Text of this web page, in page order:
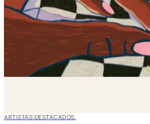
40%*
ARTISTAS DESTACADOS